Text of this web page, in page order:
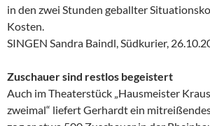
in den zwei Stunden geballter
Kosten.
SINGEN Sandra Baindl, Südkurier,
Zuschauer sind restlos begeistert
Auch im Theaterstück „Hausmeister
zweimal“ liefert Gerhardt ein